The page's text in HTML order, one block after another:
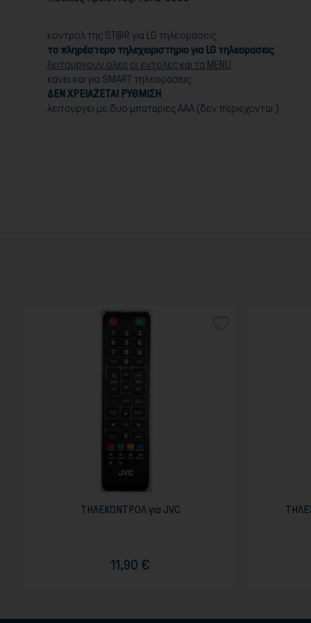
κοντρολ της ST@R για LG τηλεορασεις
το πληρέστερο τηλεχειριστηριο για LG τηλεορασεις
λειτουργουν ολες οι εντολες και τα MENU
κανει και για SMART τηλεορασεις
ΔΕΝ ΧΡΕΙΑΖΕΤΑΙ ΡΥΘΜΙΣΗ
λειτουργει με δυο μπαταριες ΑΑΑ (δεν περιεχονται )
ΤΗΛΕΚΟΝΤΡΟΛ για JVC
11,90 €